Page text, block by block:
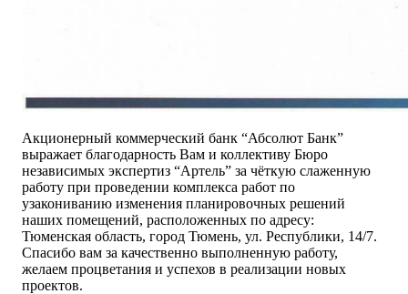
Акционерный коммерческий банк “Абсолют Банк”
выражает благодарность Вам и коллективу Бюро
независимых экспертиз “Артель” за чёткую слаженную
работу при проведении комплекса работ по
узакониванию изменения планировочных решений
наших помещений, расположенных по адресу:
Тюменская область, город Тюмень, ул. Республики, 14/7.
Спасибо вам за качественно выполненную работу,
желаем процветания и успехов в реализации новых
проектов.